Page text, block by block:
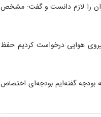
را لازم دانست و گفت: مشخص
نیروی هوایی درخواست کردیم حفظ
دوشان تپه ۲۴ سال قبل به برنامه بودجه گفته‌ایم بودجه‌ای اختصاص